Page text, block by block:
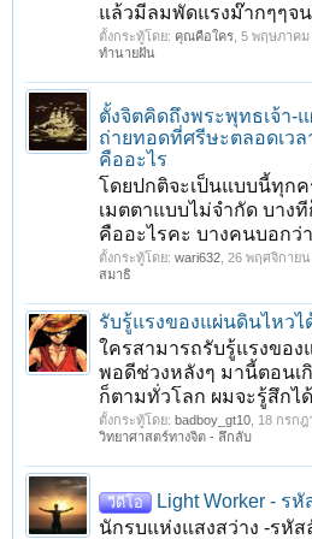
แล้วมีลมพัดแรงม๊ากๆๆจน
ตั้งกระทู้โดย: คุณคือใคร 5 พฤษภาคม
ทำนายฝัน
ตั้งจิตคิดถึงพระพุทธเจ้า-
ถ่ายทอดที่ศรีษะตลอดเว
คืออะไร
โดยปกติจะเป็นแบบนี้ทุกค
เมตตาแบบไม่จำกัด บาง
คืออะไรคะ บางคนบอกว่
ตั้งกระทู้โดย: wari632 26 พฤศจิกายน
สมาธิ
รับรู้แรงของแผ่นดินไหวไ
ใครสามารถรับรู้แรงขอ
พอดีช่วงหลังๆ มานี้ตอนเ
ก็ตามทั่วโลก ผมจะรู้สึกไ
ตั้งกระทู้โดย: badboy_gt10 18 กรกฎ
วิทยาศาสตร์ทางจิต - ลึกลับ
วีดีโอ
Light Worker -
นักรบแห่งแสงสว่าง -รหั